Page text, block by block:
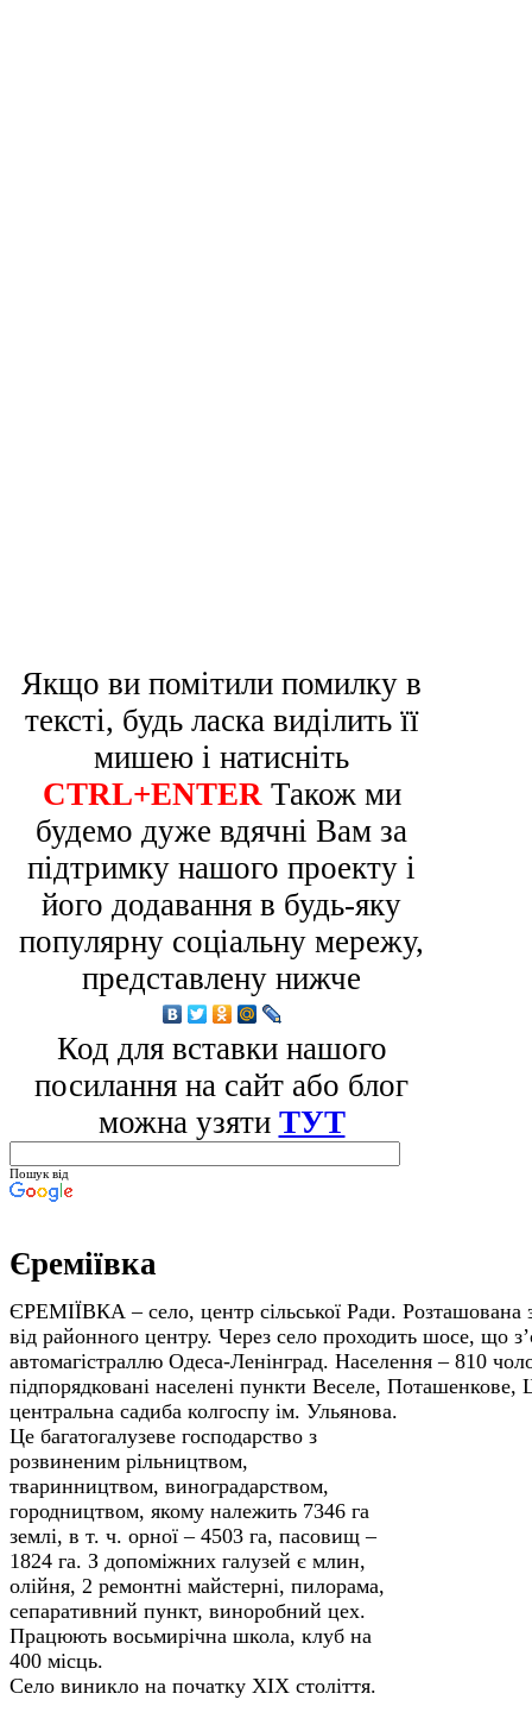
Якщо ви помітили помилку в
тексті, будь ласка виділить її
мишею і натисніть
CTRL+ENTER Також ми
будемо дуже вдячні Вам за
підтримку нашого проекту і
його додавання в будь-яку
популярну соціальну мережу,
представлену нижче
Код для вставки нашого
посилання на сайт або блог
можна узяти ТУТ
Пошук від
Єреміївка
ЄРЕМІЇВКА – село, центр сільської Ради. Розташована
від районного центру. Через село проходить шосе, що
автомагістраллю Одеса-Ленінград. Населення – 810
підпорядковані населені пункти Веселе,
центральна садиба колгоспу ім. Ульянова.
Це багатогалузеве господарство з
розвиненим рільництвом,
тваринництвом, виноградарством,
городництвом, якому належить 7346 га
землі, в т. ч. орної – 4503 га, пасовищ –
1824 га. З допоміжних галузей є млин,
олійня, 2 ремонтні майстерні, пилорама,
сепаративний пункт, виноробний цех.
Працюють восьмирічна школа, клуб на
400 місць.
Село виникло на початку ХІХ століття.